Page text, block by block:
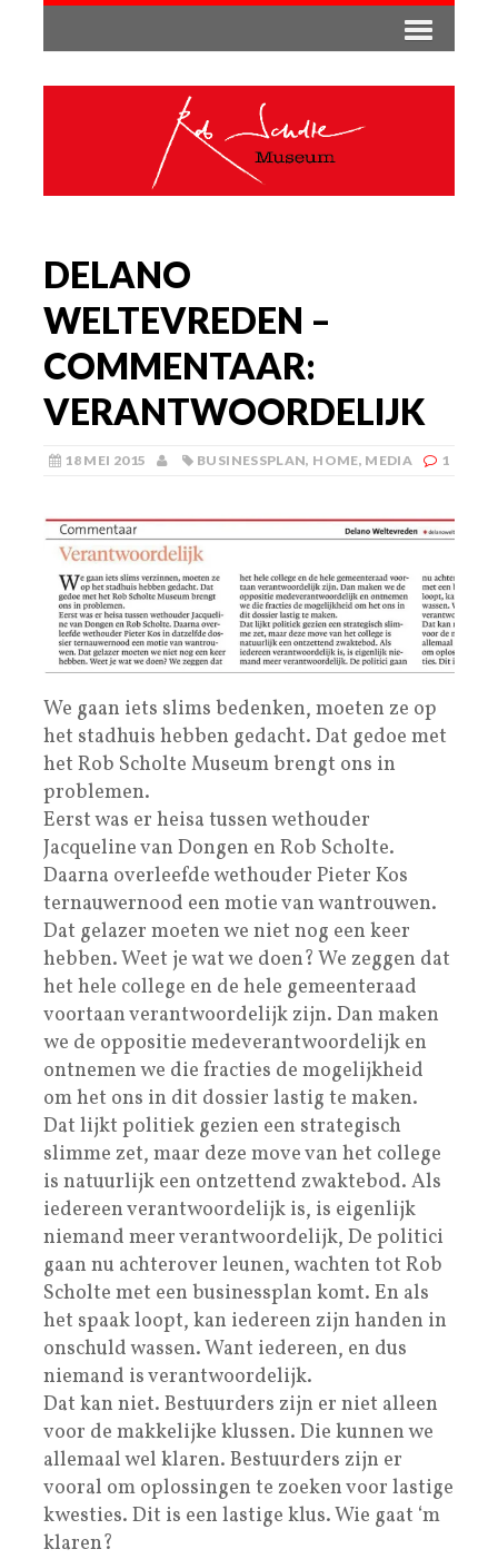
DELANO
WELTEVREDEN –
COMMENTAAR:
VERANTWOORDELIJK
18 MEI 2015 BUSINESSPLAN, HOME, MEDIA 1
We gaan iets slims bedenken, moeten ze op
het stadhuis hebben gedacht. Dat gedoe met
het Rob Scholte Museum brengt ons in
problemen.
Eerst was er heisa tussen wethouder
Jacqueline van Dongen en Rob Scholte.
Daarna overleefde wethouder Pieter Kos
ternauwernood een motie van wantrouwen.
Dat gelazer moeten we niet nog een keer
hebben. Weet je wat we doen? We zeggen dat
het hele college en de hele gemeenteraad
voortaan verantwoordelijk zijn. Dan maken
we de oppositie medeverantwoordelijk en
ontnemen we die fracties de mogelijkheid
om het ons in dit dossier lastig te maken.
Dat lijkt politiek gezien een strategisch
slimme zet, maar deze move van het college
is natuurlijk een ontzettend zwaktebod. Als
iedereen verantwoordelijk is, is eigenlijk
niemand meer verantwoordelijk, De politici
gaan nu achterover leunen, wachten tot Rob
Scholte met een businessplan komt. En als
het spaak loopt, kan iedereen zijn handen in
onschuld wassen. Want iedereen, en dus
niemand is verantwoordelijk.
Dat kan niet. Bestuurders zijn er niet alleen
voor de makkelijke klussen. Die kunnen we
allemaal wel klaren. Bestuurders zijn er
vooral om oplossingen te zoeken voor lastige
kwesties. Dit is een lastige klus. Wie gaat ‘m
klaren?